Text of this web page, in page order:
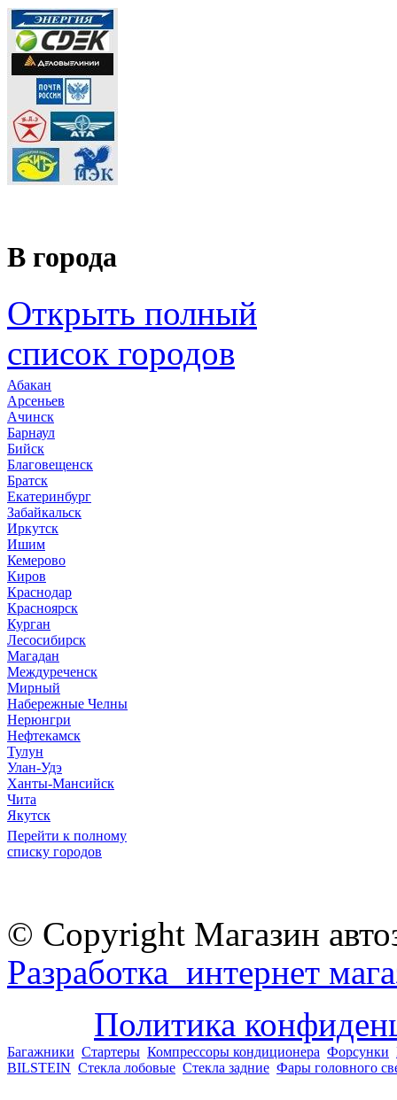
В города
Открыть полный
список городов
Абакан
Арсеньев
Ачинск
Барнаул
Бийск
Благовещенск
Братск
Екатеринбург
Забайкальск
Иркутск
Ишим
Кемерово
Киров
Краснодар
Красноярск
Курган
Лесосибирск
Магадан
Междуреченск
Мирный
Набережные Челны
Нерюнгри
Нефтекамск
Тулун
Улан-Удэ
Ханты-Мансийск
Чита
Якутск
Перейти к полному
списку городов
© Copyright Магазин
Разработка интернет
Политика
Багажники Стартеры Компрессоры кондиционера Форсунки
BILSTEIN Стекла лобовые Стекла задние Фары головного